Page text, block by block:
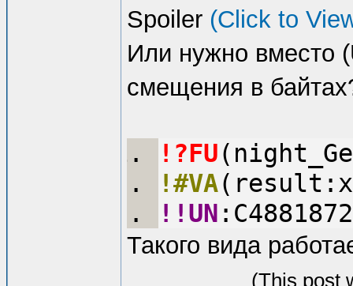
Spoiler (Click to
Или нужно вместо
смещения в
!?FU
!#VA
!!UN :C4881872
Такого вида
(This post